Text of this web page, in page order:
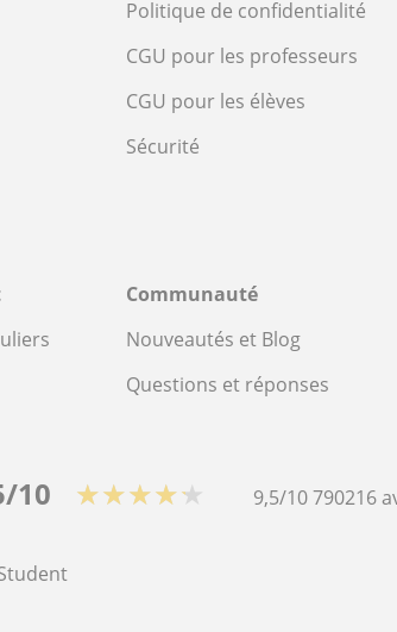
Politique de confidentialité
CGU pour les professeurs
CGU pour les élèves
Sécurité
Communauté
Nouveautés et Blog
Questions et réponses
10 ★★★★★ 9,5/10790216